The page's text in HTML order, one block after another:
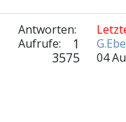
Antworten:
1
Aufrufe:
3575
04